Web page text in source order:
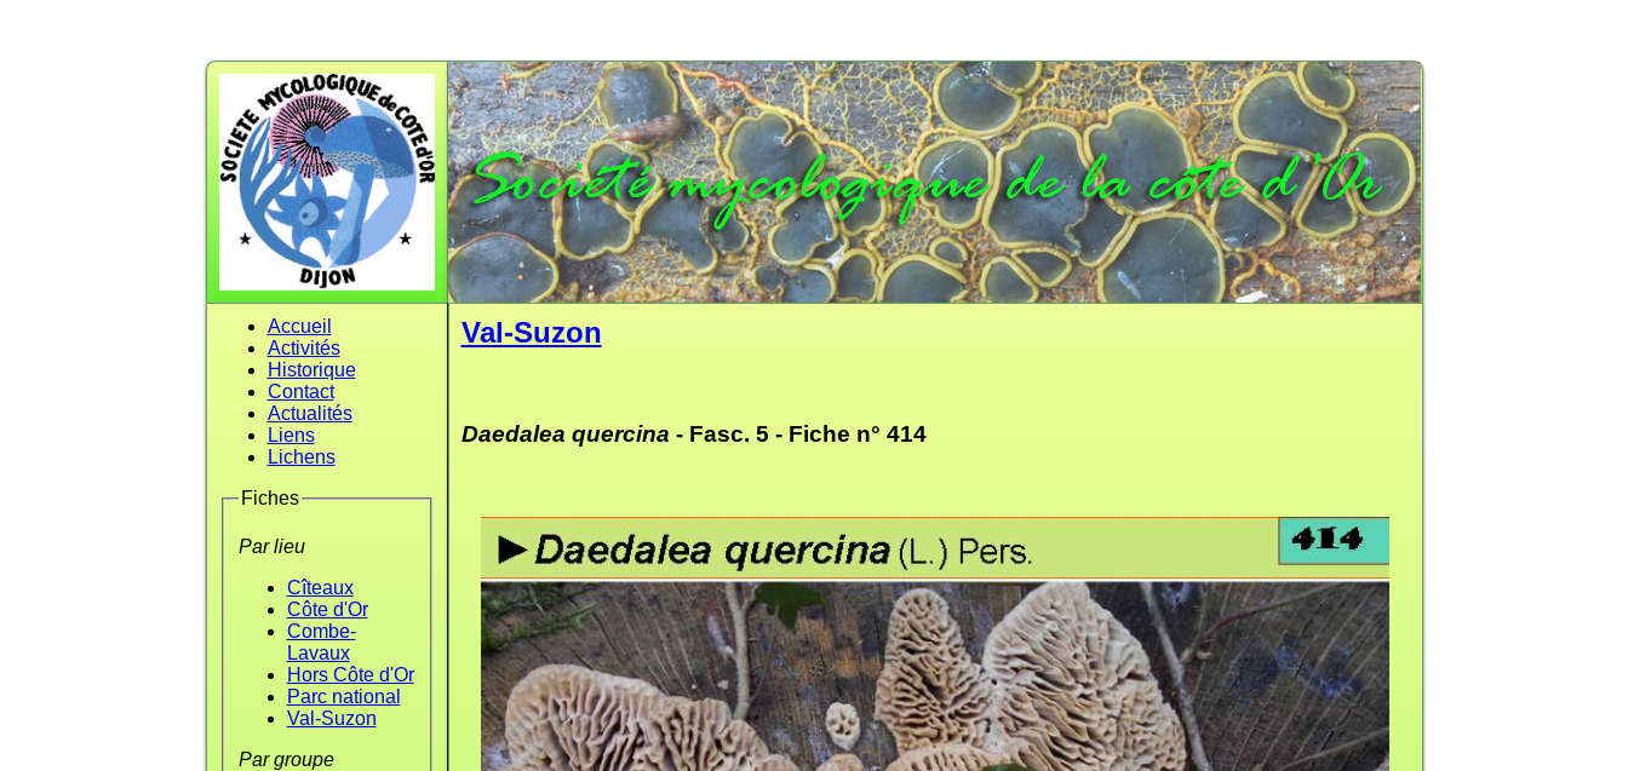
Accueil
Activités
Historique
Contact
Actualités
Liens
Lichens
Fiches
Par lieu
Cîteaux
Côte d'Or
Combe-
Lavaux
Hors Côte d'Or
Parc national
Val-Suzon
Par groupe
Val-Suzon
Daedalea quercina - Fasc. 5 - Fiche n° 414